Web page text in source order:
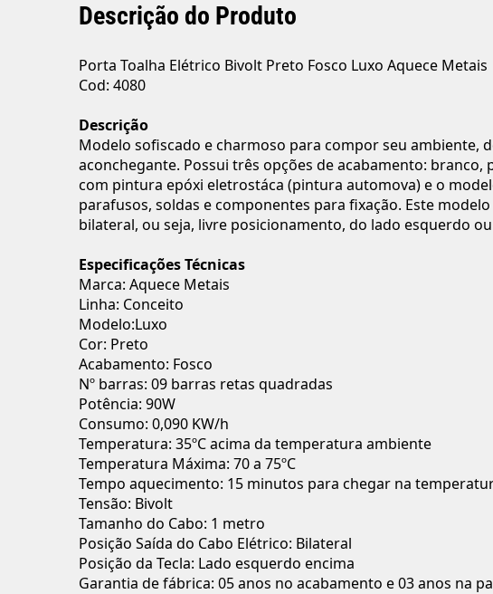
Descrição do Produto
Porta Toalha Elétrico Bivolt Preto Fosco Luxo Aquece Metais
Cod: 4080
Descrição
Modelo sofiscado e charmoso para compor seu ambiente,
aconchegante. Possui três opções de acabamento:
com pintura epóxi eletrostáca (pintura automova) e o
parafusos, soldas e componentes para fixação. Este
bilateral, ou seja, livre posicionamento, do lado esquerdo
Especificações Técnicas
Marca: Aquece Metais
Linha: Conceito
Modelo:Luxo
Cor: Preto
Acabamento: Fosco
Nº barras: 09 barras retas quadradas
Potência: 90W
Consumo: 0,090 KW/h
Temperatura: 35ºC acima da temperatura ambiente
Temperatura Máxima: 70 a 75ºC
Tempo aquecimento: 15 minutos para chegar na
Tensão: Bivolt
Tamanho do Cabo: 1 metro
Posição Saída do Cabo Elétrico: Bilateral
Posição da Tecla: Lado esquerdo encima
Garantia de fábrica: 05 anos no acabamento e 03 anos na